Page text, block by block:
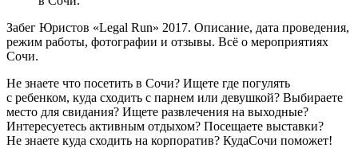
Забег Юристов «Legal Run» 2017. Описание, дата проведения,
режим работы, фотографии и отзывы. Всё о мероприятиях
Сочи.
Не знаете что посетить в Сочи? Ищете где погулять
с ребенком, куда сходить с парнем или девушкой? Выбираете
место для свидания? Ищете развлечения на выходные?
Интересуетесь активным отдыхом? Посещаете выставки?
Не знаете куда сходить на корпоратив? КудаСочи поможет!